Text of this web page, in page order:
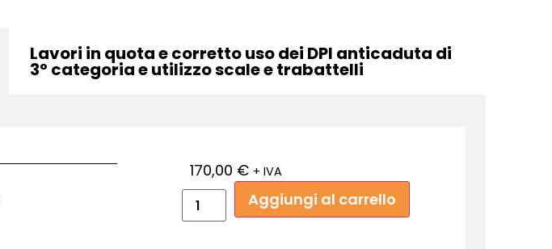
Lavori in quota e corretto uso dei DPI anticaduta di
3° categoria e utilizzo scale e trabattelli
170,00 € + IVA
Aggiungi al carrello